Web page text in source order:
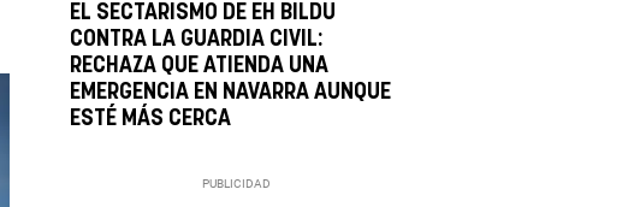
EL SECTARISMO DE EH BILDU
CONTRA LA GUARDIA CIVIL:
RECHAZA QUE ATIENDA UNA
EMERGENCIA EN NAVARRA AUNQUE
ESTÉ MÁS CERCA